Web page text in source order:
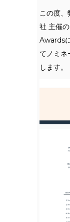
この度
社 主催
Awards
てノミネ
します。